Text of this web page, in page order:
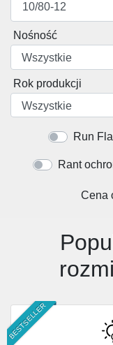
10/80-12
Nośność
Wszystkie
Rok produkcji
Wszystkie
Run
Rant
Cena
BESTSELLER